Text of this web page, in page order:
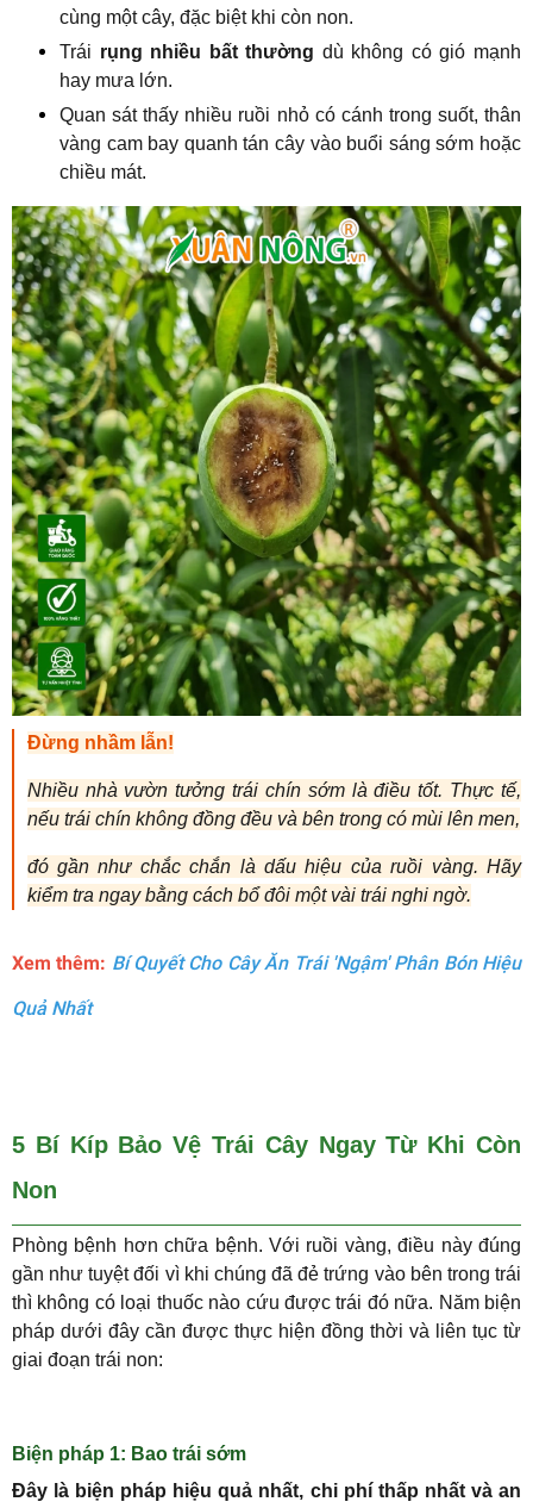
cùng một cây, đặc biệt khi còn non.
Trái rụng nhiều bất thường dù không có gió mạnh
hay mưa lớn.
Quan sát thấy nhiều ruồi nhỏ có cánh trong suốt, thân
vàng cam bay quanh tán cây vào buổi sáng sớm hoặc
chiều mát.
Đừng nhầm lẫn!
Nhiều nhà vườn tưởng trái chín sớm là điều tốt. Thực tế,
nếu trái chín không đồng đều và bên trong có mùi lên men,
đó gần như chắc chắn là dấu hiệu của ruồi vàng. Hãy
kiểm tra ngay bằng cách bổ đôi một vài trái nghi ngờ.
Xem thêm: Bí Quyết Cho Cây Ăn Trái 'Ngậm' Phân Bón Hiệu
Quả Nhất
5 Bí Kíp Bảo Vệ Trái Cây Ngay Từ Khi Còn
Non
Phòng bệnh hơn chữa bệnh. Với ruồi vàng, điều này đúng
gần như tuyệt đối vì khi chúng đã đẻ trứng vào bên trong trái
thì không có loại thuốc nào cứu được trái đó nữa. Năm biện
pháp dưới đây cần được thực hiện đồng thời và liên tục từ
giai đoạn trái non:
Biện pháp 1: Bao trái sớm
Đây là biện pháp hiệu quả nhất, chi phí thấp nhất và an